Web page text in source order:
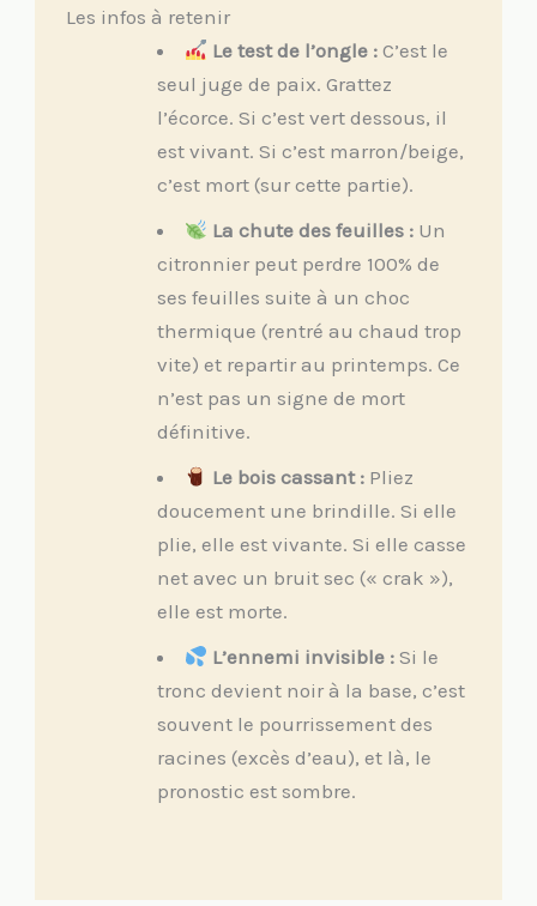
Les infos à retenir
Le test de l’ongle : C’est le
seul juge de paix. Grattez
l’écorce. Si c’est vert dessous, il
est vivant. Si c’est marron/beige,
c’est mort (sur cette partie).
La chute des feuilles : Un
citronnier peut perdre 100% de
ses feuilles suite à un choc
thermique (rentré au chaud trop
vite) et repartir au printemps. Ce
n’est pas un signe de mort
définitive.
Le bois cassant : Pliez
doucement une brindille. Si elle
plie, elle est vivante. Si elle casse
net avec un bruit sec (« crak »),
elle est morte.
L’ennemi invisible : Si le
tronc devient noir à la base, c’est
souvent le pourrissement des
racines (excès d’eau), et là, le
pronostic est sombre.